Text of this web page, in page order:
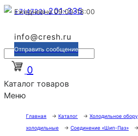
+7(4722)201-335
Ежедневно 09:00-18:00
info@cresh.ru
Отправить сообщение
0
Каталог товаров
Меню
Главная → Каталог → Холодильное
холодильные
→ Соединение «Шип-Паз» →